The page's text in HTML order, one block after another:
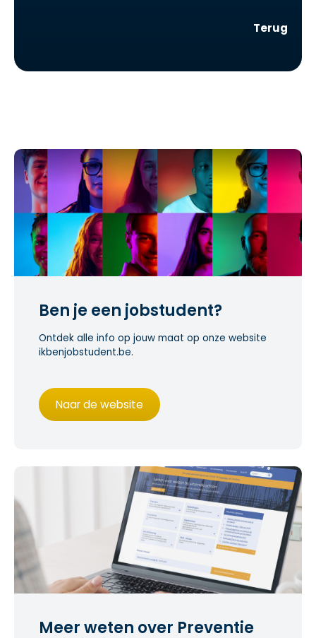
Terug
Ben je een jobstudent?
Ontdek alle info op jouw maat op onze website
ikbenjobstudent.be.
Naar de website
Meer weten over Preventie